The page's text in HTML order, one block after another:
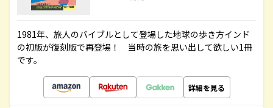
1981年、旅人のバイブルとして登場した地球の歩き方インド
の初版が復刻版で再登場！ 当時の旅を思い出して欲しい1冊
です。
詳細を見る